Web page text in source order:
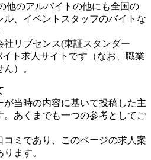
他のアルバイトの他にも全国の
、イベントスタッフのバイトな
社リブセンス(東証スタンダー
イト求人サイトです（なお、職業
）。
当時の内容に基いて投稿した主
あくまでも一つの参考としてご
ミであり、このページの求人案
ます。